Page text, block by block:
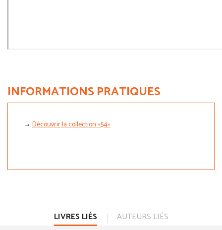
INFORMATIONS PRATIQUES
→ Découvrir la collection «54»
LIVRES LIÉS AUTEURS LIÉS